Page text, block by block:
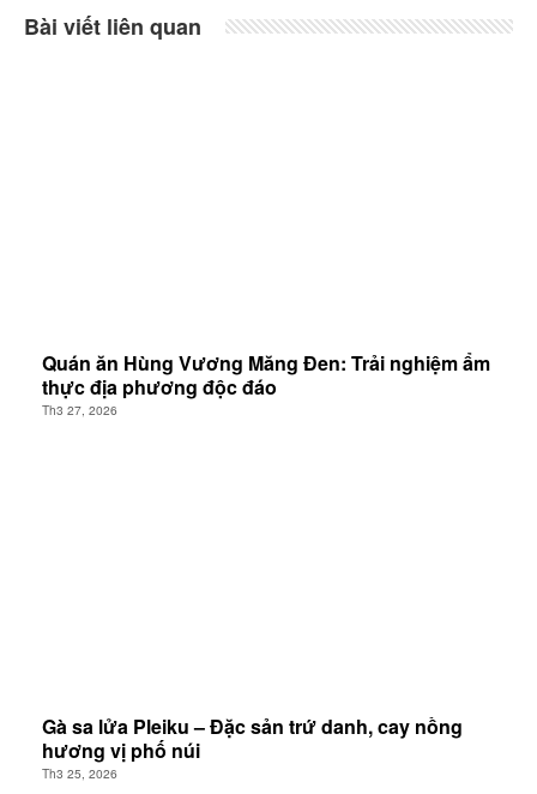
Bài viết liên quan
Quán ăn Hùng Vương Măng Đen: Trải nghiệm ẩm
thực địa phương độc đáo
Th3 27, 2026
Gà sa lửa Pleiku – Đặc sản trứ danh, cay nồng
hương vị phố núi
Th3 25, 2026